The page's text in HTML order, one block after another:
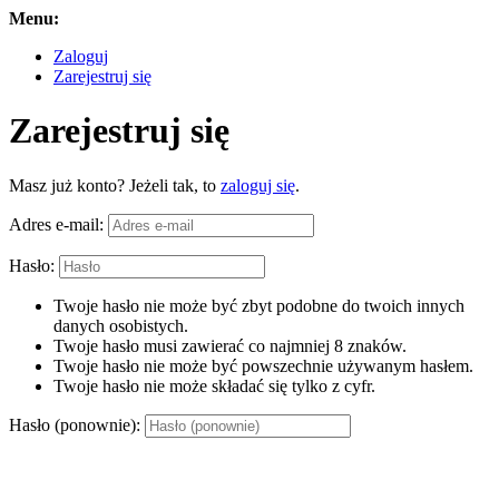
Menu:
Zaloguj
Zarejestruj się
Zarejestruj się
Masz już konto? Jeżeli tak, to zaloguj się.
Adres e-mail:
Hasło:
Twoje hasło nie może być zbyt podobne do twoich innych
danych osobistych.
Twoje hasło musi zawierać co najmniej 8 znaków.
Twoje hasło nie może być powszechnie używanym hasłem.
Twoje hasło nie może składać się tylko z cyfr.
Hasło (ponownie):